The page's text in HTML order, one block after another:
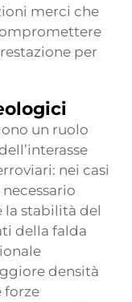
merci che
per
un ruolo
nei casi
la stabilità del
della falda
densità
forze